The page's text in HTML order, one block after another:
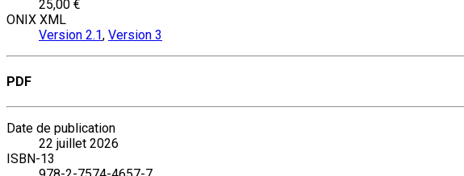
25,00 €
ONIX XML
Version 2.1, Version 3
PDF
Date de publication
22 juillet 2026
ISBN-13